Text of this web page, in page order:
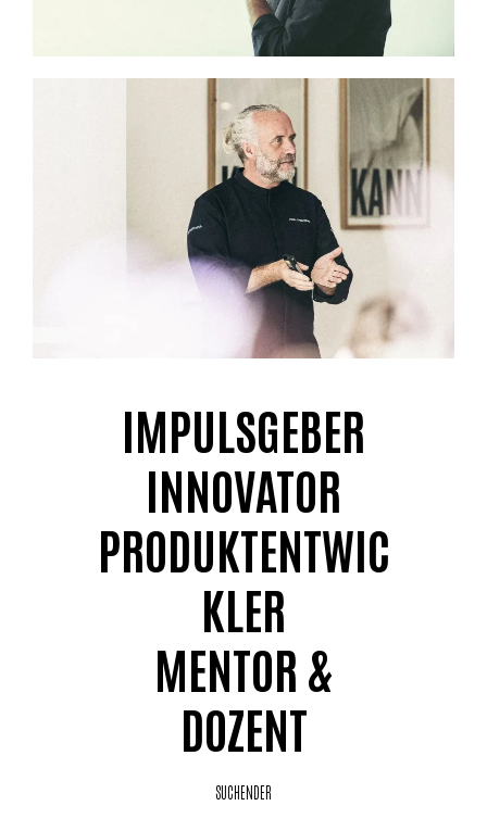
IMPULSGEBER
INNOVATOR
PRODUKTENTWIC
KLER
MENTOR &
DOZENT
SUCHENDER